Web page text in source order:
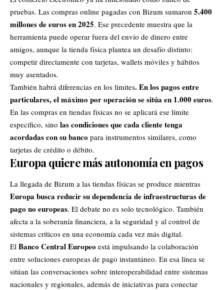
pruebas. Las compras online pagadas con Bizum sumaron 5.400
millones de euros en 2025. Ese precedente muestra que la
herramienta puede operar fuera del envío de dinero entre
amigos, aunque la tienda física plantea un desafío distinto:
competir directamente con tarjetas, wallets móviles y hábitos
muy asentados.
También habrá diferencias en los límites. En los pagos entre
particulares, el máximo por operación se sitúa en 1.000 euros.
En las compras en tiendas físicas no se aplicará ese límite
específico, sino las condiciones que cada cliente tenga
acordadas con su banco para instrumentos similares, como
tarjetas de crédito o débito.
Europa quiere más autonomía en pagos
La llegada de Bizum a las tiendas físicas se produce mientras
Europa busca reducir su dependencia de infraestructuras de
pago no europeas. El debate no es solo tecnológico. También
afecta a la soberanía financiera, a la seguridad y al control de
sistemas críticos en una economía cada vez más digital.
El Banco Central Europeo está impulsando la colaboración
entre soluciones europeas de pago instantáneo. En esa línea se
sitúan las conversaciones sobre interoperabilidad entre sistemas
nacionales y regionales, además de iniciativas para conectar